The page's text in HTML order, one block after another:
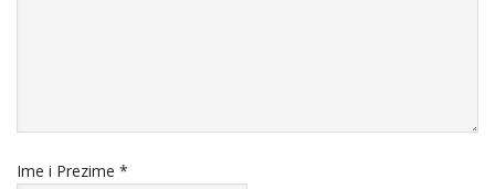
Ime i Prezime *